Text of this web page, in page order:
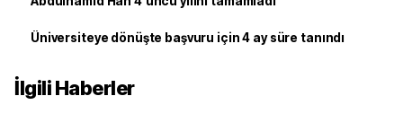
Üniversiteye dönüşte başvuru için 4 ay süre tanındı
İlgili Haberler